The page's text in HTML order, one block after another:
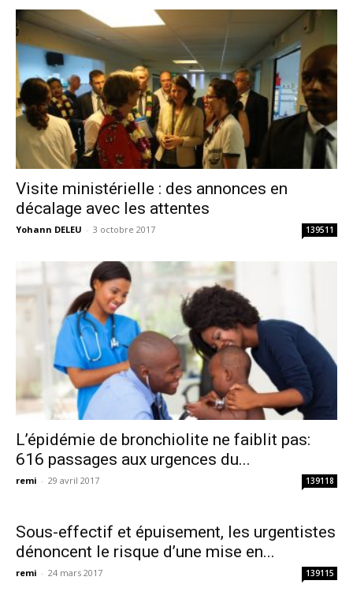
Visite ministérielle : des annonces en
décalage avec les attentes
Yohann DELEU - 3 octobre 2017 139511
L’épidémie de bronchiolite ne faiblit pas:
616 passages aux urgences du...
remi - 29 avril 2017 139118
Sous-effectif et épuisement, les urgentistes
dénoncent le risque d’une mise en...
remi - 24 mars 2017 139115